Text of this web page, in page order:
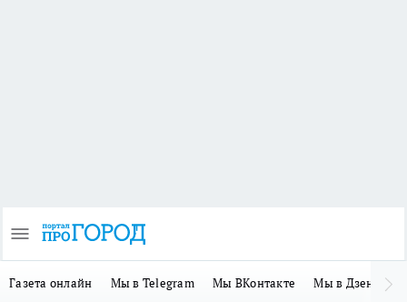
Газета онлайн Мы в Telegram Мы ВКонтакте Мы в Дзене